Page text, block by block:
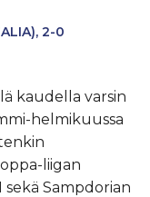
2-0
kaudella varsin
helmikuussa
liigan
sekä Sampdorian